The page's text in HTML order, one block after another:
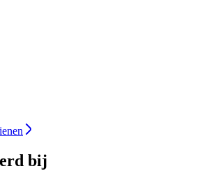
bij